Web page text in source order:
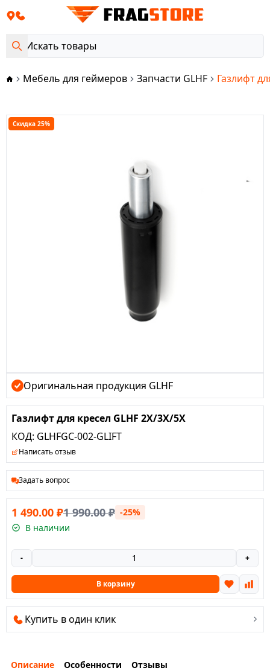
Мебель для геймеров Запчасти GLHF Газлифт
Скидка 25%
Оригинальная продукция GLHF
Газлифт для кресел GLHF 2X/3X/5X
КОД: GLHFGC-002-GLIFT
Написать отзыв
Задать вопрос
1 490.00 ₽1 990.00₽ -25%
В наличии
- +
В корзину
Купить в один клик
Описание Особенности Отзывы